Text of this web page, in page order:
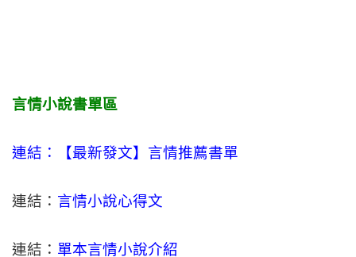
言情小說書單區
連結：【最新發文】 言情推薦書單
連結： 言情小說心得文
連結： 單本言情小說介紹